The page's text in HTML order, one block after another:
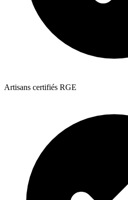
Artisans certifiés RGE